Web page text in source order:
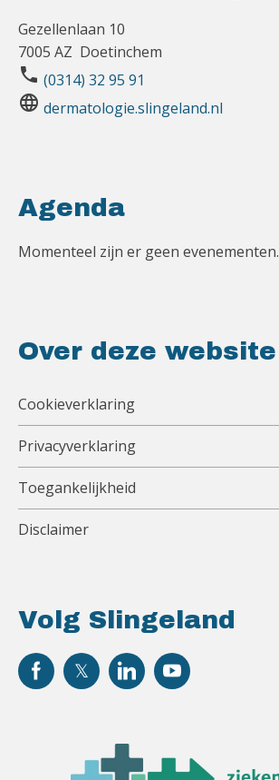
Gezellenlaan 10
7005 AZ Doetinchem
phone (0314) 32 95 91
language dermatologie.slingeland.nl
Volg Slingeland
Agenda
Momenteel zijn er geen evenementen.
Over deze website
Cookieverklaring
Privacyverklaring
Toegankelijkheid
Disclaimer